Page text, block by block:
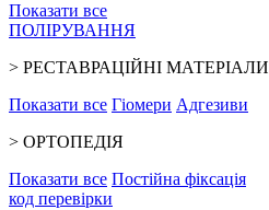
Показати все
ПОЛІРУВАННЯ
> РЕСТАВРАЦІЙНІ МАТЕРІАЛИ
Показати все Гіомери Адгезиви
> ОРТОПЕДІЯ
Показати все Постійна фіксація
код перевiрки